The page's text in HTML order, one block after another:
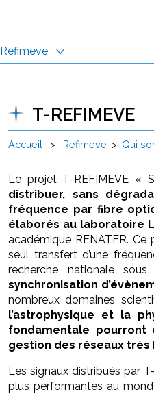
Refimeve
T-REFIMEVE
Accueil > Refimeve > Qui
Le projet T-REFIMEVE «
distribuer, sans
fréquence par fibre
élaborés au laboratoire
académique RENATER.
seul transfert d’une
recherche nationale
synchronisation
nombreux domaines
l’astrophysique et la
fondamentale pourront
gestion des réseaux
Les signaux distribués par
plus performantes au